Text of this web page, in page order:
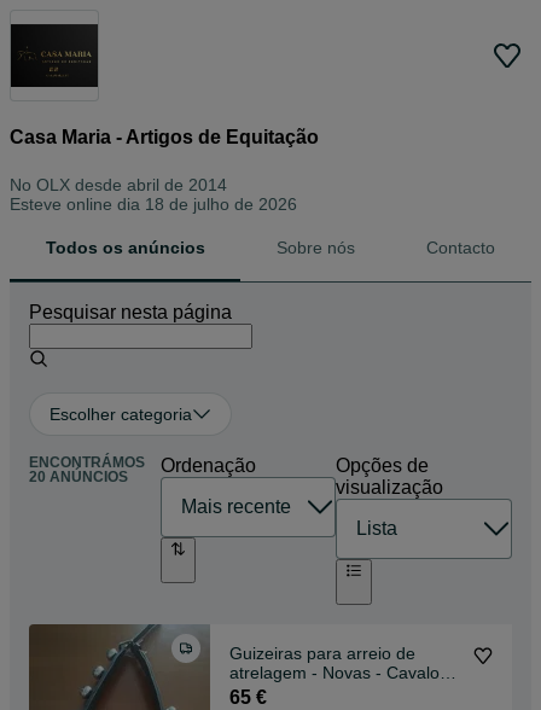
Casa Maria - Artigos de Equitação
No OLX desde abril de 2014
Esteve online dia 18 de julho de 2026
Todos os anúncios Sobre nós Contacto
Pesquisar nesta página
Escolher categoria
ENCONTRÁMOS
20 ANÚNCIOS
Ordenação
Opções de
visualização
Guizeiras para arreio de
atrelagem - Novas - Cavalos,
Charrete
65 €